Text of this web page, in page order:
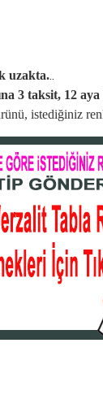
uzakta...
3 taksit, 12
istediğiniz